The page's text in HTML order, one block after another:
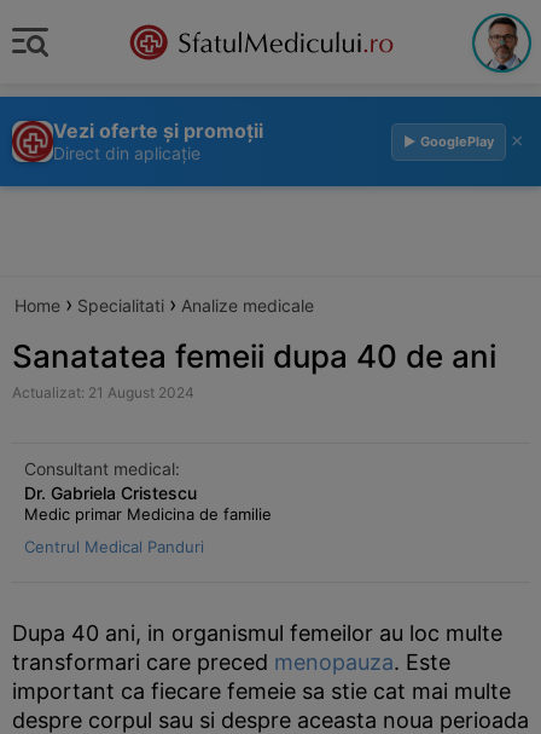
Vezi oferte și promoții
Direct din aplicație
▶ GooglePlay ×
Home › Specialitati › Analize medicale
Sanatatea femeii dupa 40 de ani
Actualizat: 21 August 2024
Consultant medical:
Dr. Gabriela Cristescu
Medic primar Medicina de familie
Centrul Medical Panduri
Dupa 40 ani, in organismul femeilor au loc multe
transformari care preced menopauza. Este
important ca fiecare femeie sa stie cat mai multe
despre corpul sau si despre aceasta noua perioada